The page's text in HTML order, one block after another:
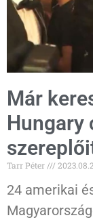
Már
Hungary
Tarr Péter
24 amerikai